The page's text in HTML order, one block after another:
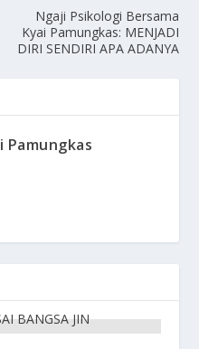
Ngaji Psikologi Bersama
Kyai Pamungkas: MENJADI
DIRI SENDIRI APA ADANYA
Pamungkas